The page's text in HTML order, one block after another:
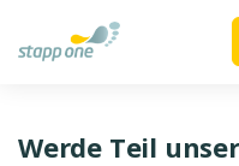
Werde Teil